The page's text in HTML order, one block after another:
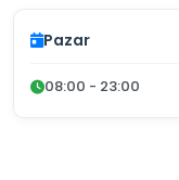
Pazar
08:00 - 23:00